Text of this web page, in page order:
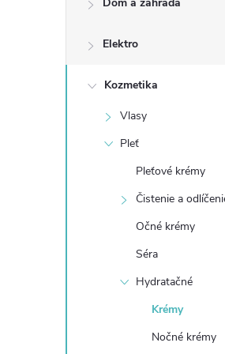
ý
Elektro
Kozmetika
Vlasy
Pleť
Pleťové krémy
Čistenie a
Očné krémy
Séra
Hydratačné
Krémy
Nočné krémy